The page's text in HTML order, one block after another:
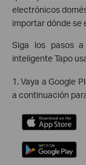
electrónicos
importar dónde se
Siga los pasos
inteligente Tapo
1. Vaya a Google
a continuación